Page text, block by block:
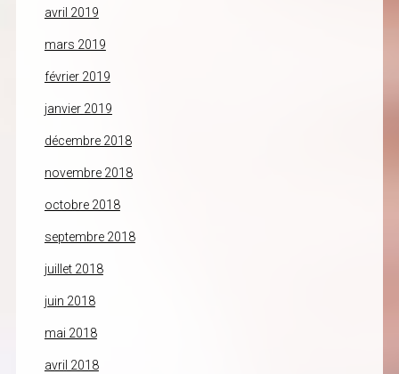
avril 2019
mars 2019
février 2019
janvier 2019
décembre 2018
novembre 2018
octobre 2018
septembre 2018
juillet 2018
juin 2018
mai 2018
avril 2018